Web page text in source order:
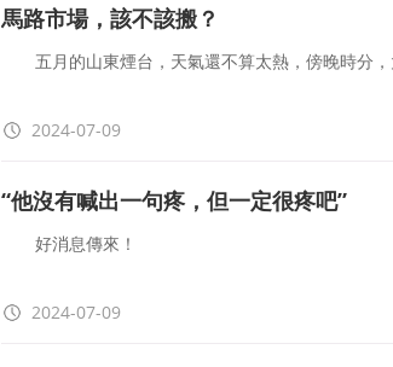
馬路市場，該不該搬？
五月的山東煙台，天氣還不算太熱，傍晚時分，
南端的祥雲小區門口，道路兩側擺滿了燒烤、水
2024-07-09
“他沒有喊出一句疼，但一定很疼吧”
好消息傳來！
8日22時31分
2024-07-09